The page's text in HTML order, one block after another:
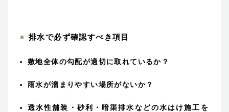
排水で必ず確認すべき項目
敷地全体の勾配が適切に取れているか？
雨水が溜まりやすい場所がないか？
透水性舗装・砂利・暗渠排水などの水はけ施工を